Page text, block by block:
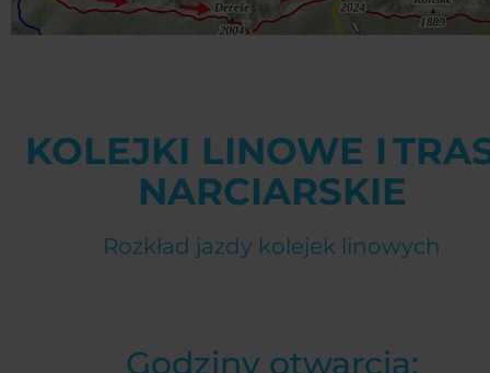
KOLEJKI LINOWE I
NARCIARSKIE
Rozkład jazdy kolejek linowych
Godziny otwarcia: